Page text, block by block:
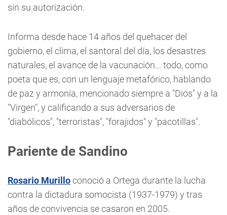
sin su autorización.
Informa desde hace 14 años del quehacer del
gobierno, el clima, el santoral del día, los desastres
naturales, el avance de la vacunación... todo, como
poeta que es, con un lenguaje metafórico, hablando
de paz y armonía, mencionado siempre a "Dios" y a la
"Virgen", y calificando a sus adversarios de
"diabólicos", "terroristas", "forajidos" y "pacotillas".
Pariente de Sandino
Rosario Murilloconoció a Ortega durante la lucha
contra la dictadura somocista (1937-1979) y tras
años de convivencia se casaron en 2005.